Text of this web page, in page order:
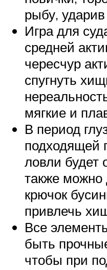
рыбу,
Игра для
средней
чересчур
спугнуть
мягкие и
В период
подходящей
ловли будет
также можно
крючок
привлечь
Все
быть
чтобы при